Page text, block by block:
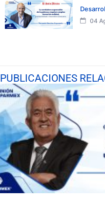
04
PUBLICACIONES